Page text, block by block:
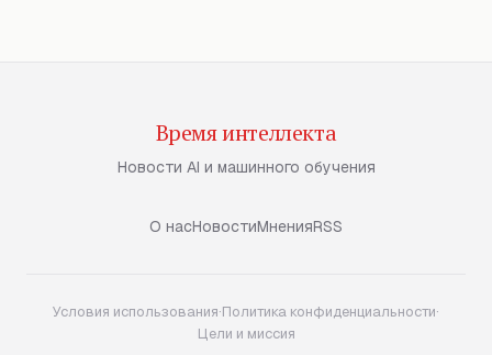
Время интеллекта
Новости AI и машинного обучения
О насНовостиМненияRSS
Условия использования·Политика конфиденциальности·
Цели и миссия